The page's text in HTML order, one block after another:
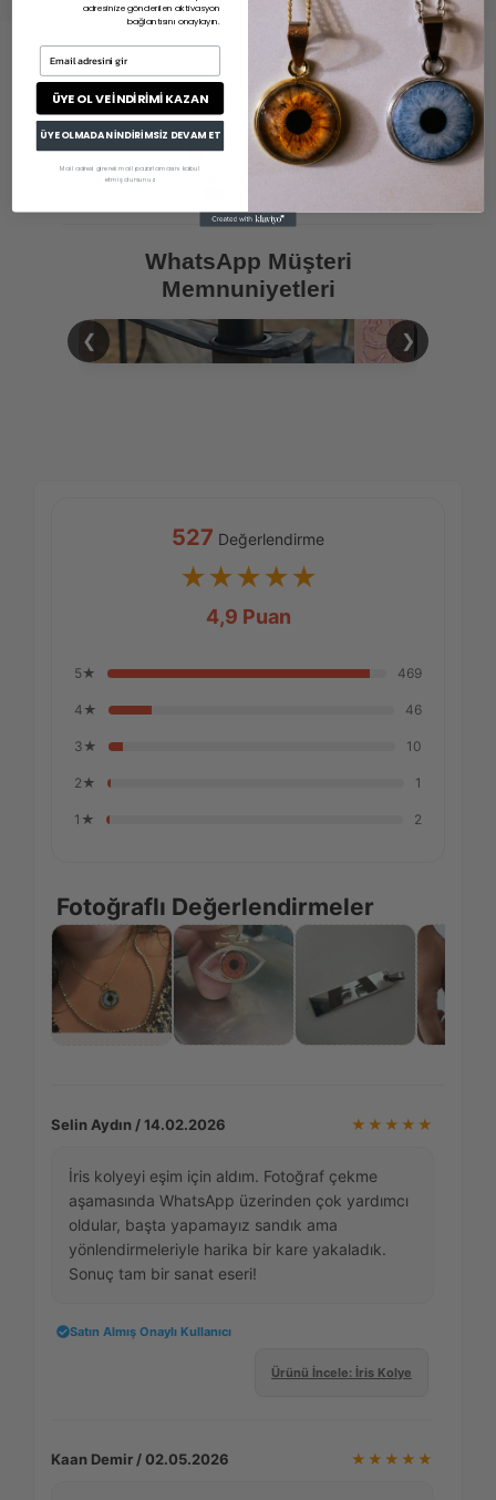
1599TL Üzeri
Ücretsiz Kargo
Güvenli Alışveriş
& Ödeme
WhatsApp Müşteri
Memnuniyetleri
❮ ❯
527 Değerlendirme
★★★★★
4,9 Puan
5★ 469
4★ 46
3★ 10
2★ 1
1★ 2
Fotoğraflı Değerlendirmeler
Selin Aydın / 14.02.2026 ★★★★★
İris kolyeyi eşim için aldım. Fotoğraf çekme
aşamasında WhatsApp üzerinden çok yardımcı
oldular, başta yapamayız sandık ama
yönlendirmeleriyle harika bir kare yakaladık.
Sonuç tam bir sanat eseri!
Satın Almış Onaylı Kullanıcı
Ürünü İncele: İris Kolye
Kaan Demir / 02.05.2026 ★★★★★
adresinize gönderilen aktivasyon
bağlantısını onaylayın.
Email adresini gir
ÜYE OL VE İNDİRİMİ KAZAN
ÜYE OLMADAN İNDİRİMSİZ DEVAM ET
Mail adresi girerek mail pazarlamasını kabul
etmiş olursunuz.